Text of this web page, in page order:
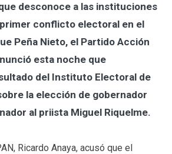
desconoce a las instituciones
conflicto electoral en el
Peña Nieto, el Partido Acción
esta noche que
del Instituto Electoral de
la elección de gobernador
al priista Miguel Riquelme.
Ricardo Anaya, acusó que el